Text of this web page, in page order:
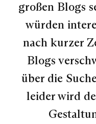
großen Blogs
würden
nach kurzer
Blogs
über die
leider wird